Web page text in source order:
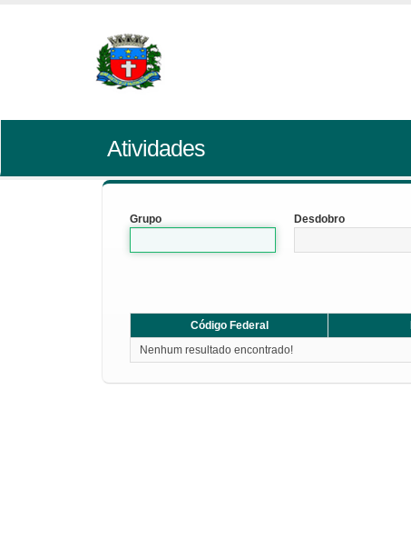
Atividades
Grupo Desdobro
Código Federal
Nenhum resultado encontrado!